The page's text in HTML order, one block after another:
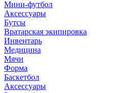
Мини-футбол
Аксессуары
Бутсы
Вратарская экипировка
Инвентарь
Медицина
Мячи
Форма
Баскетбол
Аксессуары